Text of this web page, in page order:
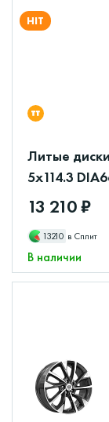
HIT
Литые
5x114.3
13 210 ₽
13210 в Сплит
В наличии